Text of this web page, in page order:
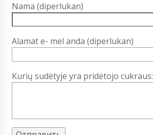
Nama (diperlukan)
Alamat e- mel anda (diperlukan)
Kurių sudėtyje yra pridėtojo cukraus: